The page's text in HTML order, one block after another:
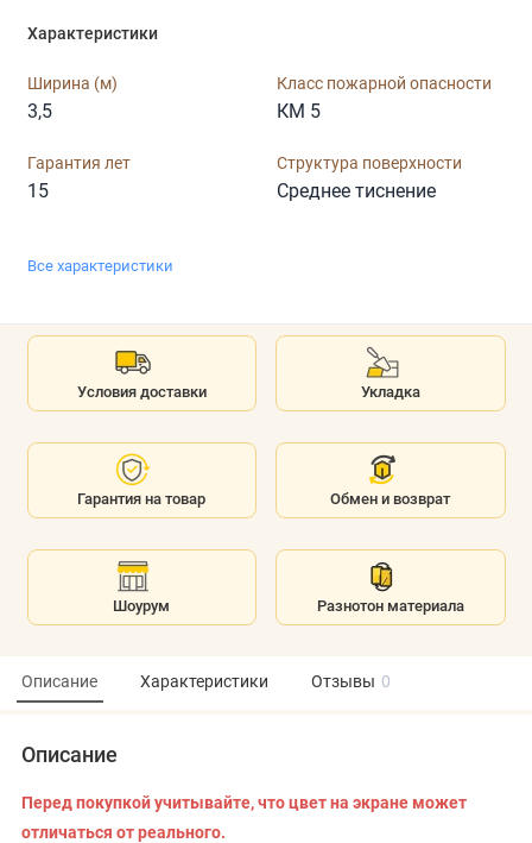
Характеристики
Ширина (м)
3,5
Класс пожарной опасности
КМ 5
Гарантия лет
15
Структура поверхности
Среднее тиснение
Все характеристики
Условия доставки Укладка
Гарантия на товар Обмен и возврат
Шоурум Разнотон материала
Описание Характеристики Отзывы 0
Описание
Перед покупкой учитывайте, что цвет на экране может
отличаться от реального.